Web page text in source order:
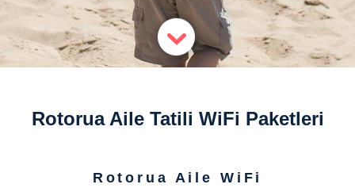
Rotorua Aile Tatili WiFi Paketleri
Rotorua Aile WiFi